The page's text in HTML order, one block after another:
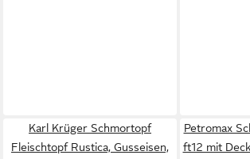
Karl Krüger Schmortopf
Fleischtopf Rustica, Gusseisen,
Petromax
ft12 mit